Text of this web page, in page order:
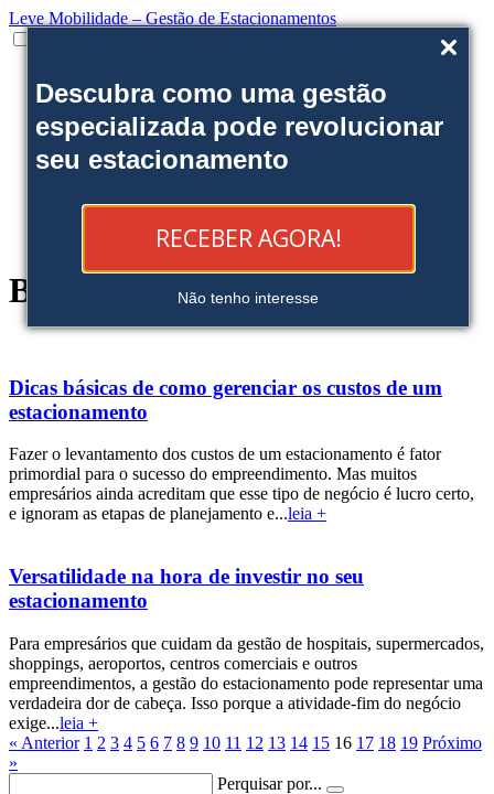
Descubra como uma gestão
especializada pode revolucionar
seu estacionamento
RECEBER AGORA!
Não tenho interesse
Leve Mobilidade – Gestão de Estacionamentos
Onde estamos
Nossas soluções
Clientes
Fale Conosco
Reserve sua Vaga
Blog
Dicas básicas de como gerenciar os custos de um
estacionamento
Fazer o levantamento dos custos de um estacionamento é fator
primordial para o sucesso do empreendimento. Mas muitos
empresários ainda acreditam que esse tipo de negócio é lucro certo,
e ignoram as etapas de planejamento e...leia +
Versatilidade na hora de investir no seu
estacionamento
Para empresários que cuidam da gestão de hospitais, supermercados,
shoppings, aeroportos, centros comerciais e outros
empreendimentos, a gestão do estacionamento pode representar uma
verdadeira dor de cabeça. Isso porque a atividade-fim do negócio
exige...leia +
« Anterior 1 2 3 4 5 6 7 8 9 10 11 12 13 14 15 16 17 18 19 Próximo
»
Perquisar por...